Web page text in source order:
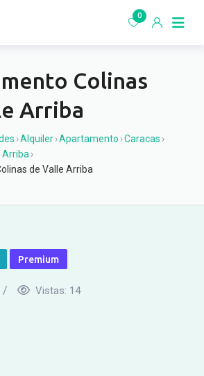
0
Colinas
Arriba
›Alquiler›Apartamento ›Caracas ›
Arriba ›
de Valle Arriba
Premium
Vistas: 14